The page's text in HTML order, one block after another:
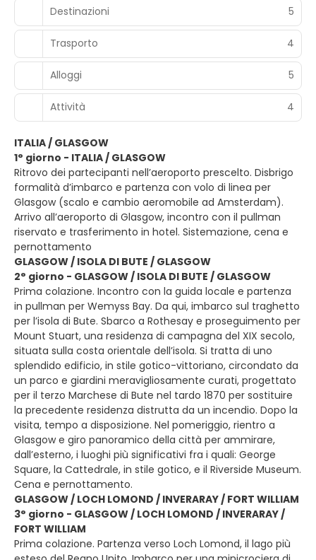
Destinazioni
5
Trasporto 4
Alloggi 5
Attività 4
ITALIA / GLASGOW
1° giorno - ITALIA / GLASGOW
Ritrovo dei partecipanti nell’aeroporto prescelto. Disbrigo
formalità d’imbarco e partenza con volo di linea per
Glasgow (scalo e cambio aeromobile ad Amsterdam).
Arrivo all’aeroporto di Glasgow, incontro con il pullman
riservato e trasferimento in hotel. Sistemazione, cena e
pernottamento
GLASGOW / ISOLA DI BUTE / GLASGOW
2° giorno - GLASGOW / ISOLA DI BUTE / GLASGOW
Prima colazione. Incontro con la guida locale e partenza
in pullman per Wemyss Bay. Da qui, imbarco sul traghetto
per l’isola di Bute. Sbarco a Rothesay e proseguimento per
Mount Stuart, una residenza di campagna del XIX secolo,
situata sulla costa orientale dell’isola. Si tratta di uno
splendido edificio, in stile gotico-vittoriano, circondato da
un parco e giardini meravigliosamente curati, progettato
per il terzo Marchese di Bute nel tardo 1870 per sostituire
la precedente residenza distrutta da un incendio. Dopo la
visita, tempo a disposizione. Nel pomeriggio, rientro a
Glasgow e giro panoramico della città per ammirare,
dall’esterno, i luoghi più significativi fra i quali: George
Square, la Cattedrale, in stile gotico, e il Riverside Museum.
Cena e pernottamento.
GLASGOW / LOCH LOMOND / INVERARAY / FORT WILLIAM
3° giorno - GLASGOW / LOCH LOMOND / INVERARAY /
FORT WILLIAM
Prima colazione. Partenza verso Loch Lomond, il lago più